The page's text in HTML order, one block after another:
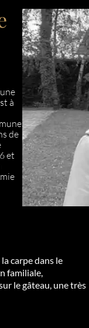
à
de
et
carpe dans le
familiale,
le gâteau, une très